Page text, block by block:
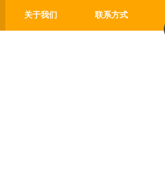
关于我们 联系方式